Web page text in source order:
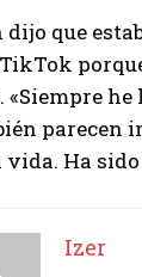
I've read and
dijo que
he
parecen
vida. Ha
Izer